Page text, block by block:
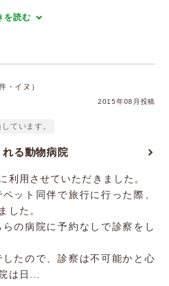
を読む
・イヌ）
2015年08月投稿
ています。
る動物病院
利用させていただきました。
ット同伴で旅行に行った際、
した。
の病院に予約なしで診察をし
たので、診察は不可能かと心
は日...